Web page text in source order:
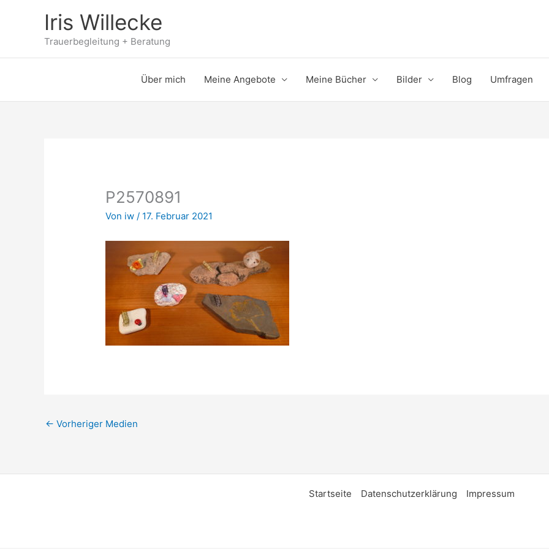
Iris Willecke
Trauerbegleitung + Beratung
Über mich Meine Angebote Meine Bücher Bilder Blog Umfragen
P2570891
Von iw/ 17. Februar 2021
← Vorheriger Medien
Startseite Datenschutzerklärung Impressum